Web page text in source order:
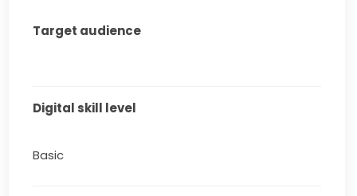
Target audience
Digital skill level
Basic